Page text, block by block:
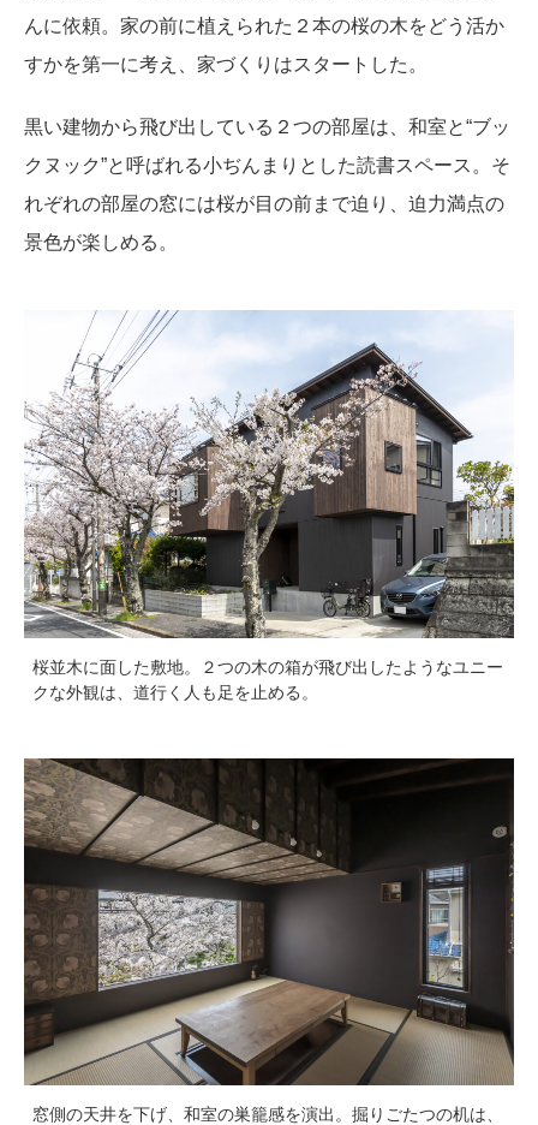
んに依頼。家の前に植えられた２本の桜の木をどう活か
すかを第一に考え、家づくりはスタートした。
黒い建物から飛び出している２つの部屋は、和室と“ブッ
クヌック”と呼ばれる小ぢんまりとした読書スペース。そ
れぞれの部屋の窓には桜が目の前まで迫り、迫力満点の
景色が楽しめる。
桜並木に面した敷地。２つの木の箱が飛び出したようなユニー
クな外観は、道行く人も足を止める。
窓側の天井を下げ、和室の巣籠感を演出。掘りごたつの机は、